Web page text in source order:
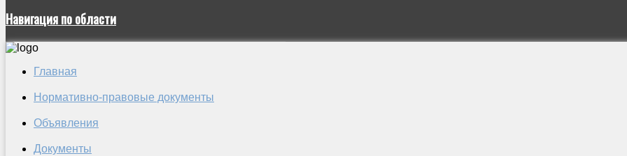
Навигация по области
Главная
Нормативно-правовые документы
Объявления
Документы